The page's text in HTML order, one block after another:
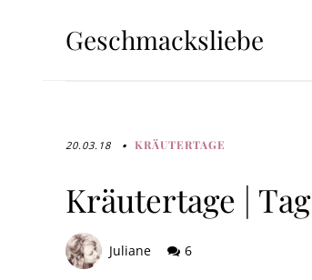
Geschmacksliebe
20.03.18 KRÄUTERTAGE
Kräutertage |
Juliane 6